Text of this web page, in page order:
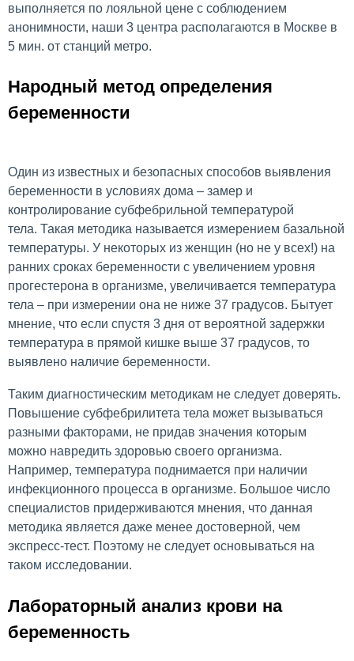
выполняется по лояльной цене с соблюдением
анонимности, наши 3 центра располагаются в Москве в
5 мин. от станций метро.
Народный метод определения
беременности
Один из известных и безопасных способов выявления
беременности в условиях дома – замер и
контролирование субфебрильной температурой
тела. Такая методика называется измерением базальной
температуры. У некоторых из женщин (но не у всех!) на
ранних сроках беременности с увеличением уровня
прогестерона в организме, увеличивается температура
тела – при измерении она не ниже 37 градусов. Бытует
мнение, что если спустя 3 дня от вероятной задержки
температура в прямой кишке выше 37 градусов, то
выявлено наличие беременности.
Таким диагностическим методикам не следует доверять.
Повышение субфебрилитета тела может вызываться
разными факторами, не придав значения которым
можно навредить здоровью своего организма.
Например, температура поднимается при наличии
инфекционного процесса в организме. Большое число
специалистов придерживаются мнения, что данная
методика является даже менее достоверной, чем
экспресс-тест. Поэтому не следует основываться на
таком исследовании.
Лабораторный анализ крови на
беременность